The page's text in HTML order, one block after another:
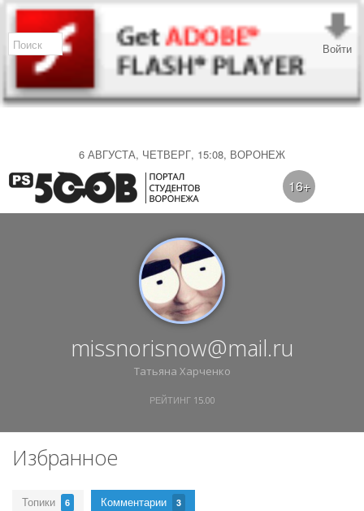
6 АВГУСТА, ЧЕТВЕРГ, 15:08, ВОРОНЕЖ
Войти
16+
missnorisnow@mail.ru
Татьяна Харченко
РЕЙТИНГ 15.00
Избранное
Топики 6 Комментарии 3